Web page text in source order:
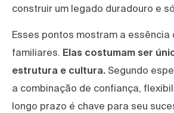
construir um legado duradouro e
Esses pontos mostram a essência
familiares. Elas costumam ser
estrutura e cultura. Segundo
a combinação de confiança,
longo prazo é chave para seu